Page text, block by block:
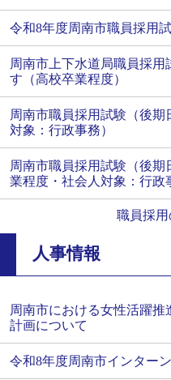
令和8年度周南市職員採用
周南市上下水道局職員採用
す（高校卒業程度）
周南市職員採用試験（後
対象：行政事務）
周南市職員採用試験（後
業程度・社会人対象：行政
職員採
人事情報
周南市における女性活躍
計画について
令和8年度周南市インター